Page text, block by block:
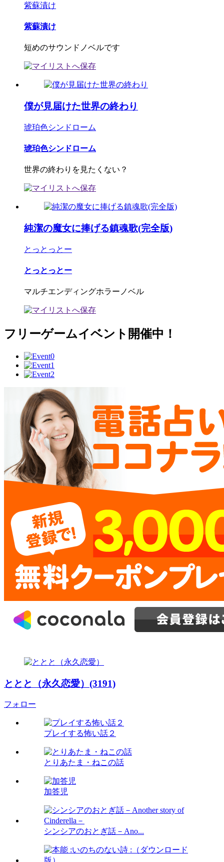
紫蘇漬け
紫蘇漬け
短めのサウンドノベルです
僕が見届けた世界の終わり
琥珀色シンドローム
琥珀色シンドローム
世界の終わりを見たくない？
純潔の魔女に捧げる鎮魂歌(完全版)
とっとっとー
とっとっとー
マルチエンディングホラーノベル
フリーゲームイベント開催中！
ととと（永久恋愛）(3191)
フォロー
プレイする怖い話２
とりあたま・ねこの話
加答児
シンシアのおとぎ話－Ano...